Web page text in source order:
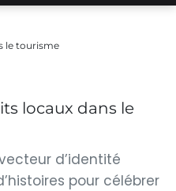
le tourisme
locaux dans le
vecteur d’identité
pour célébrer